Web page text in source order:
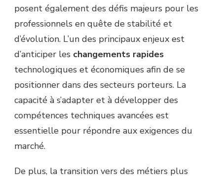
posent également des défis majeurs pour les
professionnels en quête de stabilité et
d’évolution. L’un des principaux enjeux est
d’anticiper les changements rapides
technologiques et économiques afin de se
positionner dans des secteurs porteurs. La
capacité à s’adapter et à développer des
compétences techniques avancées est
essentielle pour répondre aux exigences du
marché.
De plus, la transition vers des métiers plus